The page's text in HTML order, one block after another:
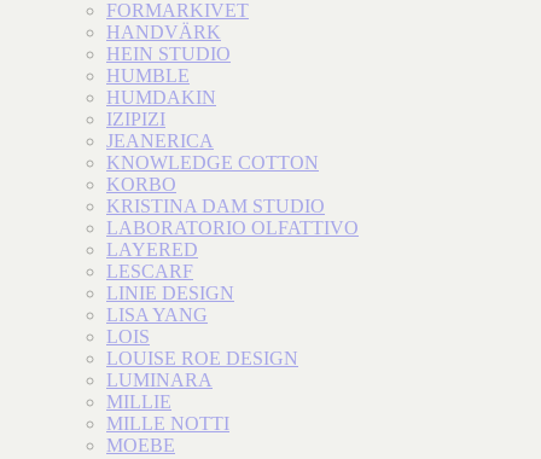
FORMARKIVET
HANDVÄRK
HEIN STUDIO
HUMBLE
HUMDAKIN
IZIPIZI
JEANERICA
KNOWLEDGE COTTON
KORBO
KRISTINA DAM STUDIO
LABORATORIO OLFATTIVO
LAYERED
LESCARF
LINIE DESIGN
LISA YANG
LOIS
LOUISE ROE DESIGN
LUMINARA
MILLIE
MILLE NOTTI
MOEBE